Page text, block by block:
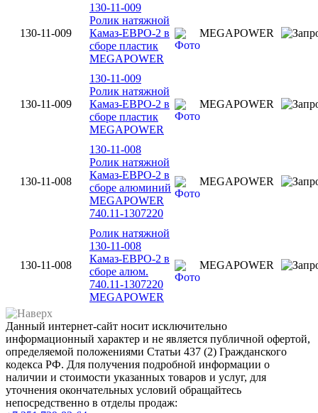
130-11-009
130-11-009
Ролик натяжной
Камаз-ЕВРО-2 в
сборе пластик
MEGAPOWER
MEGAPOWER
130-11-009
130-11-009
Ролик натяжной
Камаз-ЕВРО-2 в
сборе пластик
MEGAPOWER
MEGAPOWER
130-11-008
130-11-008
Ролик натяжной
Камаз-ЕВРО-2 в
сборе алюминий
MEGAPOWER
740.11-1307220
MEGAPOWER
130-11-008
Ролик натяжной
130-11-008
Камаз-ЕВРО-2 в
сборе алюм.
740.11-1307220
MEGAPOWER
MEGAPOWER
Данный интернет-сайт носит исключительно
информационный характер и не является публичной офертой,
определяемой положениями Статьи 437 (2) Гражданского
кодекса РФ. Для получения подробной информации о
наличии и стоимости указанных товаров и услуг, для
уточнения окончательных условий обращайтесь
непосредственно в отделы продаж: